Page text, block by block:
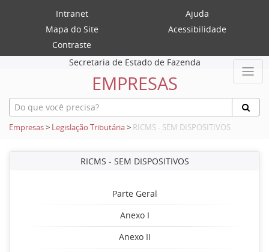
Intranet
Ajuda
Mapa do Site
Acessibilidade
Contraste
Secretaria de Estado de Fazenda
EMPRESAS
Empresas> Legislação Tributária> RICMS - SEM DISPOSITIVOS
RICMS - SEM DISPOSITIVOS
Parte Geral
Anexo I
Anexo II